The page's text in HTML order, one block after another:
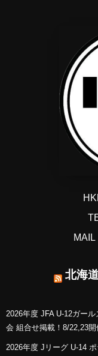
北海
2026年度 JFA U-12ガー
会 組合せ掲載！8/22,23開
2026年度 Jリーグ U-14